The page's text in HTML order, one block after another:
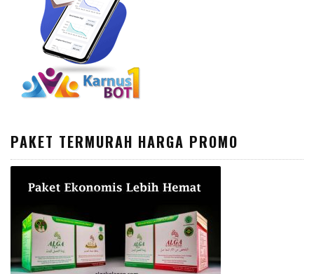
PAKET TERMURAH HARGA PROMO